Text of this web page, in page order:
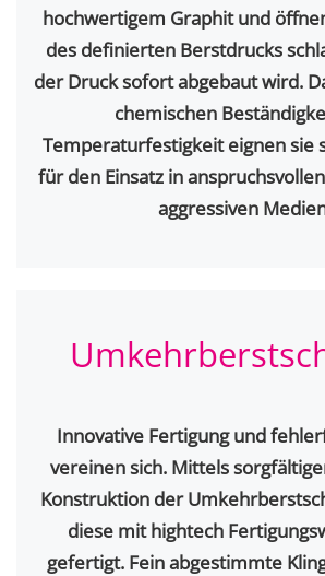
hochwertigem Graphit und
des definierten Berstdrucks
der Druck sofort abgebaut wird.
chemischen
Temperaturfestigkeit eignen sie
für den Einsatz in
aggressiven
Innovative Fertigung und
vereinen sich. Mittels
Konstruktion der
diese mit hightech
gefertigt. Fein abgestimmte